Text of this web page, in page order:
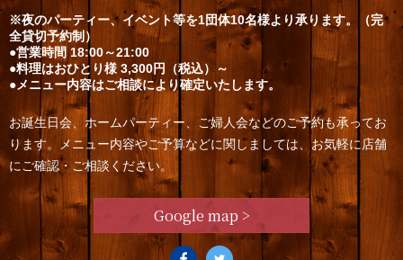
※夜のパーティー、イベント等を1団体10名様より承ります。（完
全貸切予約制）
●営業時間 18:00～21:00
●料理はおひとり様 3,300円（税込）～
●メニュー内容はご相談により確定いたします。
お誕生日会、ホームパーティー、ご婦人会などのご予約も承ってお
ります。メニュー内容やご予算などに関しましては、お気軽に店舗
にご確認・ご相談ください。
Google map >